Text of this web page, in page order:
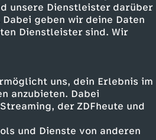
unsere Dienstleister darüber
geben wir deine Daten
Dienstleister sind. Wir
uns, dein Erlebnis im
anzubieten. Dabei
der ZDFheute und
und Dienste von anderen